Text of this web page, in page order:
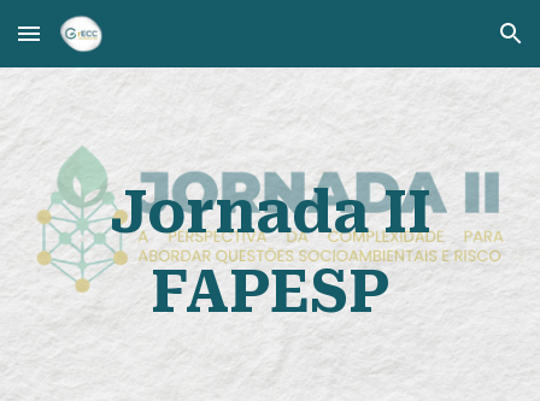
Skip to main content Skip to navigation
Jornada II
FAPESP